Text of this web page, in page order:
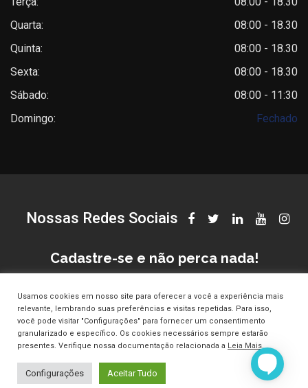
Quarta:
08:00 - 18.30
Quinta:
08:00 - 18.30
Sexta:
08:00 - 18.30
Sábado:
08:00 - 11:30
Domingo:
Fechado
Nossas Redes Sociais
Cadastre-se e não perca nada!
© Copyright Clinica Croce 2025. Todos os direitos reservados.
Usamos cookies em nosso site para oferecer a você a experiência mais
relevante, lembrando suas preferências e visitas repetidas. Para isso,
você pode visitar "Configurações" para fornecer um consentimento
granularizado e específico. Os cookies necessários sempre estarão
presentes. Verifique nossa documentação relacionada a Leia Mais.
Configurações Aceitar Tudo